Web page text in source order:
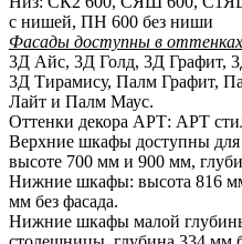
с нишей, ПН 600 без ниши
Фасады доступны в
3Д Айс, 3Д Голд, 3Д Графит,
3Д Тирамису, Палм Графит,
Лайт и Палм Маус.
Оттенки декора АРТ: АРТ
Верхние шкафы доступны для
высоте 700 мм и 900 мм,
Нижние шкафы: высота 816
мм без фасада.
Нижние шкафы малой